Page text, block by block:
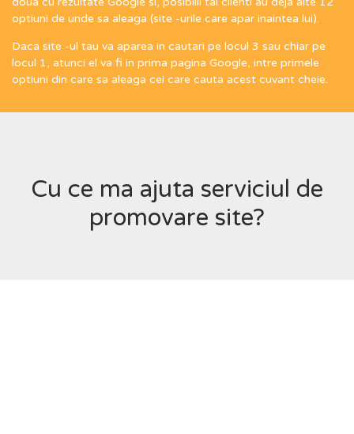
optiuni de unde sa aleaga (site -urile care apar inaintea lui).
Daca site -ul tau va aparea in cautari pe locul 3 sau chiar pe
locul 1, atunci el va fi in prima pagina Google, intre primele
optiuni din care sa aleaga cei care cauta acest cuvant cheie.
Cu ce ma ajuta serviciul de
promovare site?